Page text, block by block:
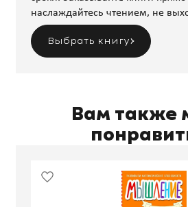
наслаждайтесь чтением, не
Выбрать книгу
Вам также